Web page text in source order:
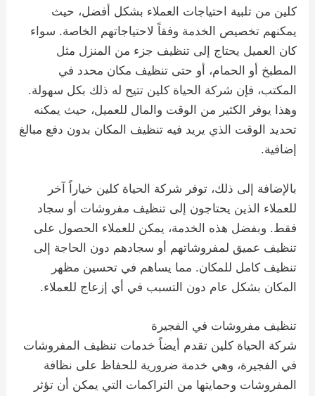
كلين من تلبية احتياجات العملاء بشكل أفضل، حيث
يمكنهم تخصيص الخدمة وفقاً لاحتياجاتهم الخاصة. سواء
كان العميل يحتاج إلى تنظيف جزء من المنزل مثل
المطبخ أو الحمام، أو حتى تنظيف مكان محدد في
المكتب، فإن شركة الحياة كلين تتيح له ذلك بكل سهولة.
وهذا يوفر الكثير من الوقت والمال للعميل، حيث يمكنه
تحديد الوقت الذي يريد فيه تنظيف المكان بدون دفع مبالغ
إضافية.
بالإضافة إلى ذلك، توفر شركة الحياة كلين خياراً آخر
للعملاء الذين يحتاجون إلى تنظيف مفروشات أو سجاد
فقط. وبفضل هذه الخدمة، يمكن للعملاء الحصول على
تنظيف عميق لمفروشاتهم أو سجادهم دون الحاجة إلى
تنظيف كامل للمكان. مما يساهم في تحسين مظهر
المكان بشكل عام دون التسبب في أي إزعاج للعملاء.
تنظيف مفروشات في الفجيرة
شركة الحياة كلين تقدم أيضاً خدمات تنظيف المفروشات
في الفجيرة، وهي خدمة ضرورية للحفاظ على نظافة
المفروشات وحمايتها من التراكمات التي يمكن أن تؤثر